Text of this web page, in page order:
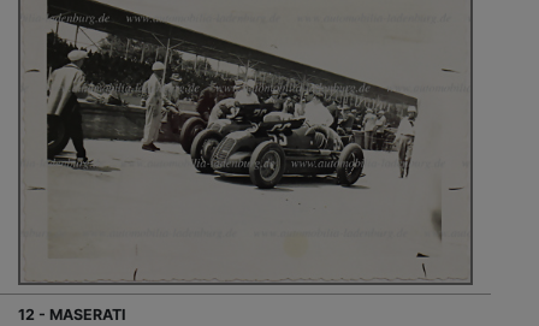
12 - MASERATI